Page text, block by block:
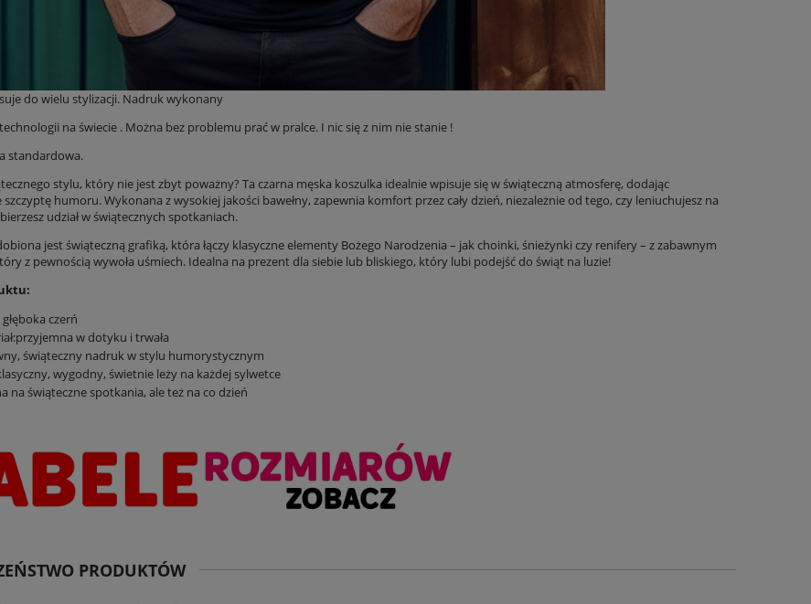
do wielu stylizacji. Nadruk wykonany
na świecie . Można bez problemu prać w pralce. I nic się z nim nie stanie !
standardowa.
stylu, który nie jest zbyt poważny? Ta czarna męska koszulka idealnie wpisuje się w świąteczną atmosferę, dodając
szczyptę humoru. Wykonana z wysokiej jakości bawełny, zapewnia komfort przez cały dzień, niezależnie od tego, czy leniuchujesz na
udział w świątecznych spotkaniach.
jest świąteczną grafiką, która łączy klasyczne elementy Bożego Narodzenia – jak choinki, śnieżynki czy renifery – z zabawnym
z pewnością wywoła uśmiech. Idealna na prezent dla siebie lub bliskiego, który lubi podejść do świąt na luzie!
czerń
w dotyku i trwała
świąteczny nadruk w stylu humorystycznym
wygodny, świetnie leży na każdej sylwetce
na świąteczne spotkania, ale też na co dzień
PRODUKTÓW